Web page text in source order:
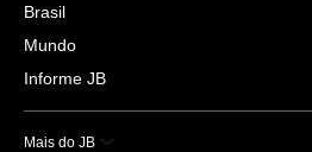
Brasil
Mundo
Informe JB
Mais do JB